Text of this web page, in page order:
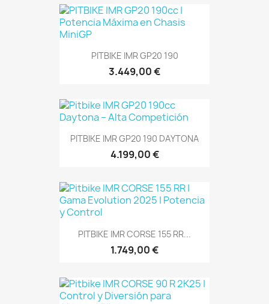
PITBIKE IMR GP20 190
3.449,00 €
PITBIKE IMR GP20 190 DAYTONA
4.199,00 €
PITBIKE IMR CORSE 155 RR...
1.749,00 €